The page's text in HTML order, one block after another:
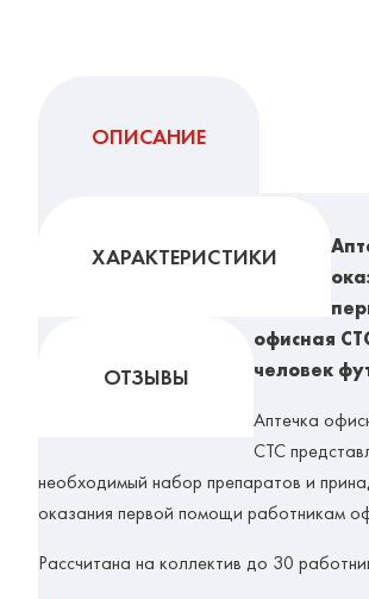
ОПИСАНИЕ
ХАРАКТЕРИСТИКИ
ОТЗЫВЫ
офисная
человек
Аптечка
СТС
необходимый набор препаратов и
оказания первой помощи работникам
Рассчитана на коллектив до 30